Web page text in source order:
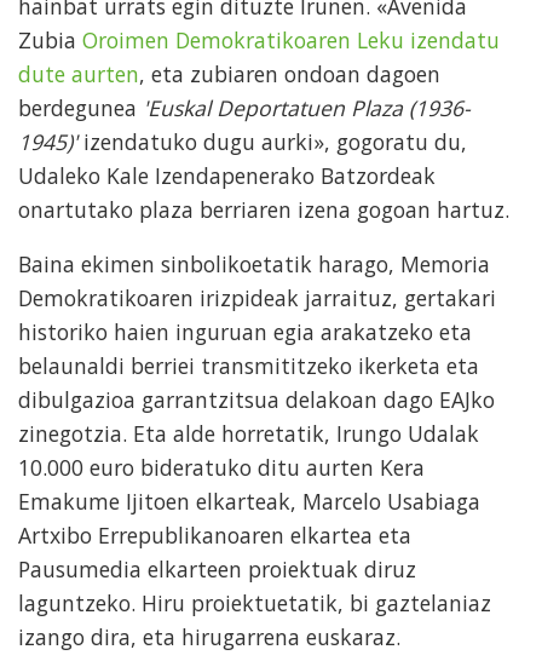
Zubia Oroimen Demokratikoaren Leku izendatu
dute aurten, eta zubiaren ondoan dagoen
berdegunea 'Euskal Deportatuen Plaza (1936-
1945)'izendatuko dugu aurki», gogoratu du,
Udaleko Kale Izendapenerako Batzordeak
onartutako plaza berriaren izena gogoan hartuz.
Baina ekimen sinbolikoetatik harago, Memoria
Demokratikoaren irizpideak jarraituz, gertakari
historiko haien inguruan egia arakatzeko eta
belaunaldi berriei transmititzeko ikerketa eta
dibulgazioa garrantzitsua delakoan dago EAJko
zinegotzia. Eta alde horretatik, Irungo Udalak
10.000 euro bideratuko ditu aurten Kera
Emakume Ijitoen elkarteak, Marcelo Usabiaga
Artxibo Errepublikanoaren elkartea eta
Pausumedia elkarteen proiektuak diruz
laguntzeko. Hiru proiektuetatik, bi gaztelaniaz
izango dira, eta hirugarrena euskaraz.